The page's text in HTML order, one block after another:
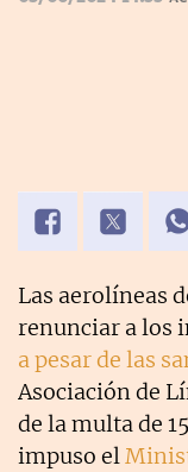
Las aerolíneas
renunciar a los
a pesar de las
Asociación de
de la multa de
impuso el